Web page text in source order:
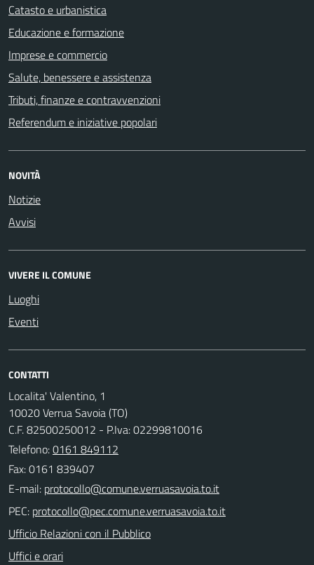
Catasto e urbanistica
Educazione e formazione
Imprese e commercio
Salute, benessere e assistenza
Tributi, finanze e contravvenzioni
Referendum e iniziative popolari
NOVITÀ
Notizie
Avvisi
VIVERE IL COMUNE
Luoghi
Eventi
CONTATTI
Localita' Valentino, 1
10020 Verrua Savoia (TO)
C.F. 82500250012 - P.Iva: 02299810016
Telefono:0161 849112
Fax: 0161 839407
E-mail:
PEC:
Ufficio Relazioni con il Pubblico
Uffici e orari